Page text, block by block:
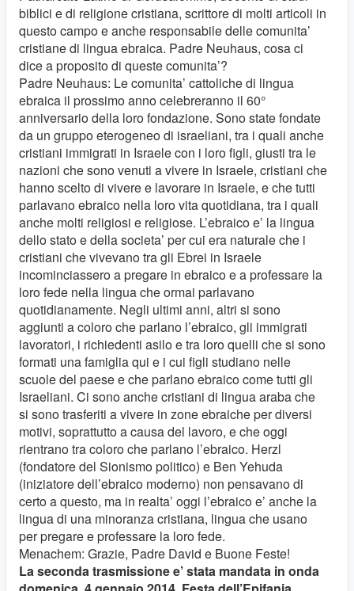
biblici e di religione cristiana, scrittore di molti articoli in
questo campo e anche responsabile delle comunita’
cristiane di lingua ebraica. Padre Neuhaus, cosa ci
dice a proposito di queste comunita’?
Padre Neuhaus: Le comunita’ cattoliche di lingua
ebraica il prossimo anno celebreranno il 60°
anniversario della loro fondazione. Sono state fondate
da un gruppo eterogeneo di israeliani, tra i quali anche
cristiani immigrati in Israele con i loro figli, giusti tra le
nazioni che sono venuti a vivere in Israele, cristiani che
hanno scelto di vivere e lavorare in Israele, e che tutti
parlavano ebraico nella loro vita quotidiana, tra i quali
anche molti religiosi e religiose. L’ebraico e’ la lingua
dello stato e della societa’ per cui era naturale che i
cristiani che vivevano tra gli Ebrei in Israele
incominciassero a pregare in ebraico e a professare la
loro fede nella lingua che ormai parlavano
quotidianamente. Negli ultimi anni, altri si sono
aggiunti a coloro che parlano l’ebraico, gli immigrati
lavoratori, i richiedenti asilo e tra loro quelli che si sono
formati una famiglia qui e i cui figli studiano nelle
scuole del paese e che parlano ebraico come tutti gli
Israeliani. Ci sono anche cristiani di lingua araba che
si sono trasferiti a vivere in zone ebraiche per diversi
motivi, soprattutto a causa del lavoro, e che oggi
rientrano tra coloro che parlano l’ebraico. Herzl
(fondatore del Sionismo politico) e Ben Yehuda
(iniziatore dell’ebraico moderno) non pensavano di
certo a questo, ma in realta’ oggi l’ebraico e’ anche la
lingua di una minoranza cristiana, lingua che usano
per pregare e professare la loro fede.
Menachem: Grazie, Padre David e Buone Feste!
La seconda trasmissione e’ stata mandata in onda